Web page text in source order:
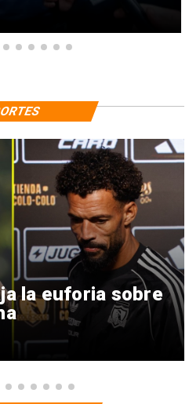
la euforia sobre